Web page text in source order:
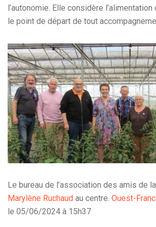
l’autonomie. Elle considère
le point de départ de tout
Le bureau de l’association des amis de
Marylène Ruchaud au centre. Ouest-
le 05/06/2024 à 15h37